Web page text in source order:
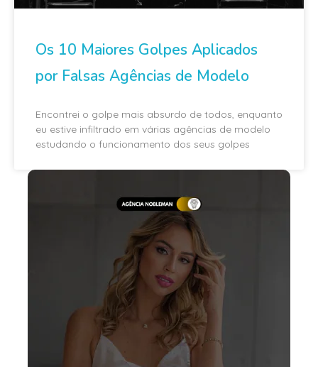
Os 10 Maiores Golpes Aplicados
por Falsas Agências de Modelo
Encontrei o golpe mais absurdo de todos, enquanto
eu estive infiltrado em várias agências de modelo
estudando o funcionamento dos seus golpes